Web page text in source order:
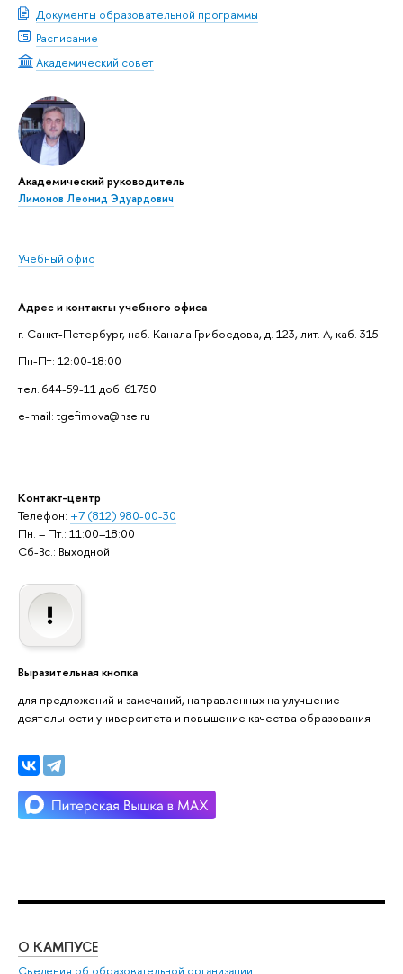
Документы образовательной программы
Расписание
Академический совет
Академический руководитель
Лимонов Леонид Эдуардович
Учебный офис
Адрес и контакты учебного офиса
г. Санкт-Петербург, наб. Канала Грибоедова, д. 123, лит. А, каб. 315
Пн-Пт: 12:00-18:00
тел. 644-59-11 доб. 61750
e-mail: tgefimova@hse.ru
Контакт-центр
Телефон: +7 (812) 980-00-30
Пн. – Пт.: 11:00–18:00
Сб-Вс.: Выходной
Выразительная кнопка
для предложений и замечаний, направленных на улучшение
деятельности университета и повышение качества образования
О КАМПУСЕ